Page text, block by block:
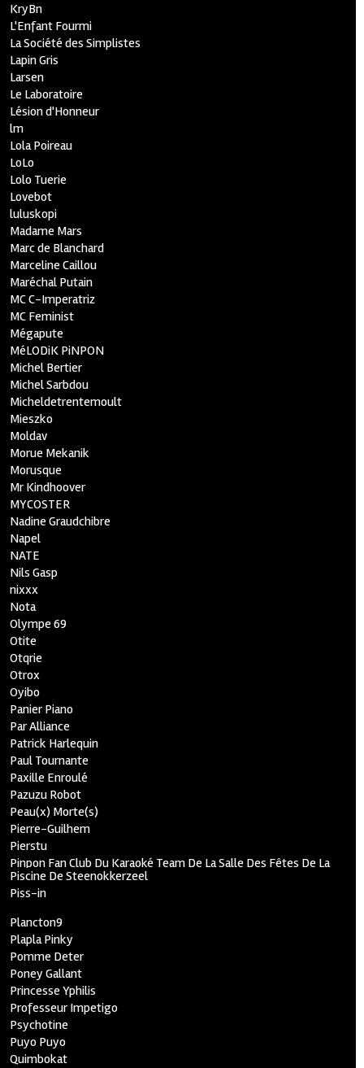
KryBn
L'Enfant Fourmi
La Société des Simplistes
Lapin Gris
Larsen
Le Laboratoire
Lésion d'Honneur
lm
Lola Poireau
LoLo
Lolo Tuerie
Lovebot
luluskopi
Madame Mars
Marc de Blanchard
Marceline Caillou
Maréchal Putain
MC C-Imperatriz
MC Feminist
Mégapute
MéLODiK PiNPON
Michel Bertier
Michel Sarbdou
Micheldetrentemoult
Mieszko
Moldav
Morue Mekanik
Morusque
Mr Kindhoover
MYCOSTER
Nadine Graudchibre
Napel
NATE
Nils Gasp
nixxx
Nota
Olympe 69
Otite
Otqrie
Otrox
Oyibo
Panier Piano
Par Alliance
Patrick Harlequin
Paul Tournante
Paxille Enroulé
Pazuzu Robot
Peau(x) Morte(s)
Pierre-Guilhem
Pierstu
Pinpon Fan Club Du Karaoké Team De La Salle Des Fêtes De La
Piscine De Steenokkerzeel
Piss-in
Plancton9
Plapla Pinky
Pomme Deter
Poney Gallant
Princesse Yphilis
Professeur Impetigo
Psychotine
Puyo Puyo
Quimbokat